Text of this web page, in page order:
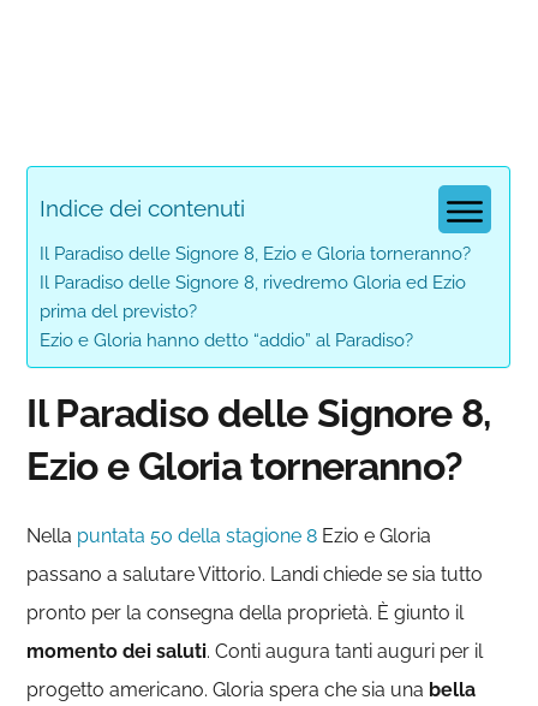
Indice dei contenuti
Il Paradiso delle Signore 8, Ezio e Gloria torneranno?
Il Paradiso delle Signore 8, rivedremo Gloria ed Ezio
prima del previsto?
Ezio e Gloria hanno detto “addio” al Paradiso?
Il Paradiso delle Signore 8,
Ezio e Gloria torneranno?
Nella puntata 50 della stagione 8 Ezio e Gloria
passano a salutare Vittorio. Landi chiede se sia tutto
pronto per la consegna della proprietà. È giunto il
momento dei saluti. Conti augura tanti auguri per il
progetto americano. Gloria spera che sia una bella